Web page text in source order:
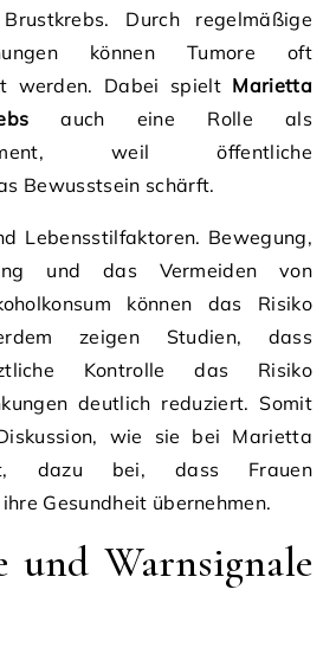
Durch regelmäßige
können Tumore oft
werden. Dabei spielt Marietta
auch eine Rolle als
weil öffentliche
Bewusstsein schärft.
Lebensstilfaktoren. Bewegung,
und das Vermeiden von
können das Risiko
zeigen Studien, dass
Kontrolle das Risiko
deutlich reduziert. Somit
wie sie bei Marietta
dazu bei, dass Frauen
Gesundheit übernehmen.
und Warnsignale